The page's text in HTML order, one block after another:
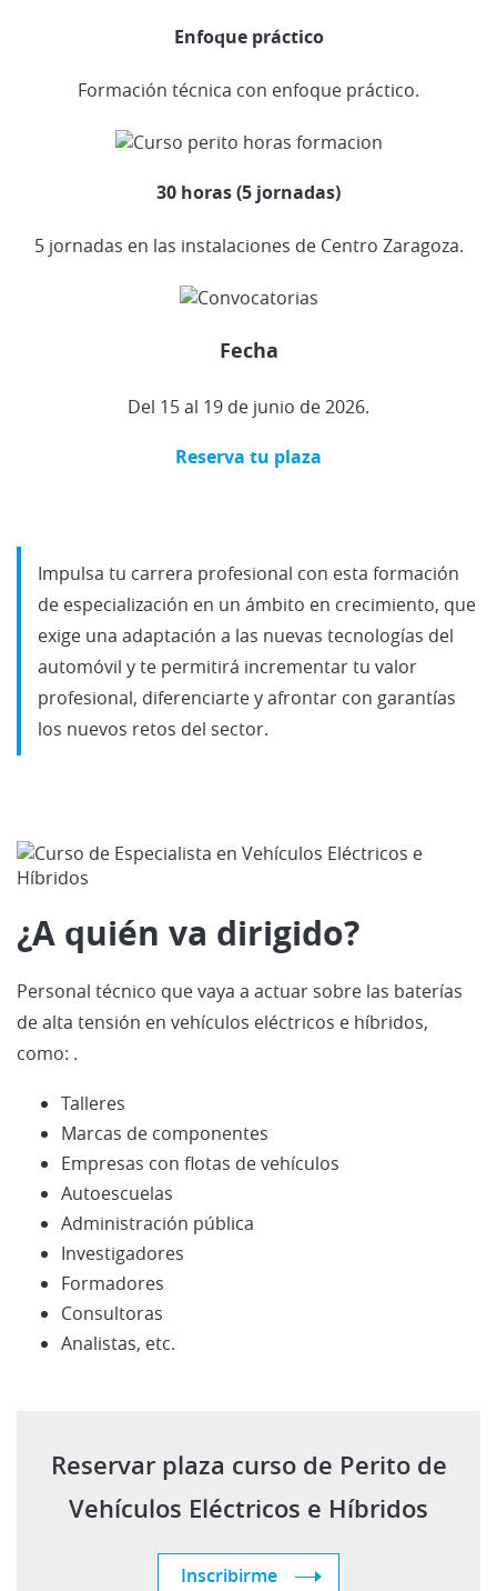
Enfoque práctico
Formación técnica con enfoque práctico.
30 horas (5 jornadas)
5 jornadas en las instalaciones de Centro Zaragoza.
Fecha
Del 15 al 19 de junio de 2026.
Reserva tu plaza
Impulsa tu carrera profesional con esta formación
de especialización en un ámbito en crecimiento, que
exige una adaptación a las nuevas tecnologías del
automóvil y te permitirá incrementar tu valor
profesional, diferenciarte y afrontar con garantías
los nuevos retos del sector.
¿A quién va dirigido?
Personal técnico que vaya a actuar sobre las baterías
de alta tensión en vehículos eléctricos e híbridos,
como: .
Talleres
Marcas de componentes
Empresas con flotas de vehículos
Autoescuelas
Administración pública
Investigadores
Formadores
Consultoras
Analistas, etc.
Reservar plaza curso de Perito de
Vehículos Eléctricos e Híbridos
Inscribirme